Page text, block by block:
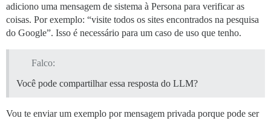
adiciono uma mensagem de sistema à Persona para verificar as
coisas. Por exemplo: “visite todos os sites encontrados na pesquisa
do Google”. Isso é necessário para um caso de uso que tenho.
Falco:
Você pode compartilhar essa resposta do LLM?
Vou te enviar um exemplo por mensagem privada porque pode ser